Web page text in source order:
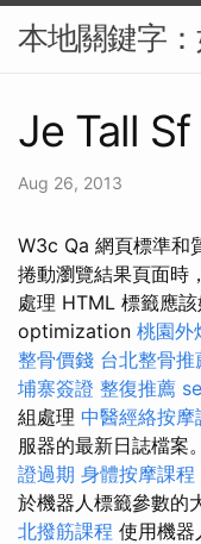
本地關鍵字
Je Tall
Aug 26, 2013
W3c Qa 網頁標準和
捲動瀏覽結果頁面時
處理 HTML 標籤應
optimization 桃園外
整骨價錢 台北整骨推
埔寨簽證 整復推薦
組處理 中醫經絡按摩
服器的最新日誌檔案
證過期 身體按摩課程
於機器人標籤參數的
北撥筋課程 使用機器